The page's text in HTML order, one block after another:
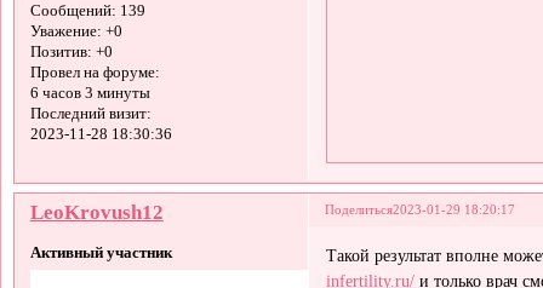
Сообщений: 139
Уважение: +0
Позитив: +0
Провел на форуме:
6 часов 3 минуты
Последний визит:
2023-11-28 18:30:36
Поделиться2023-01-29 18:20:17
LeoKrovush12
Активный участник
Такой результат вполне
infertility.ru/ и только врач